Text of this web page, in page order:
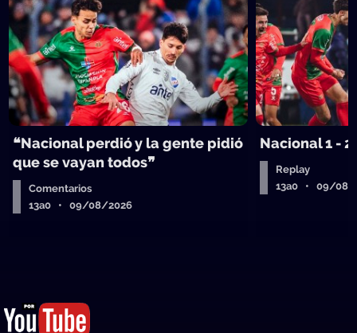
❝Nacional perdió y la gente pidió
que se vayan todos❞
Comentarios
13a0 • 09/08/2026
Nacional 1 -
Replay
13a0 • 09/08/